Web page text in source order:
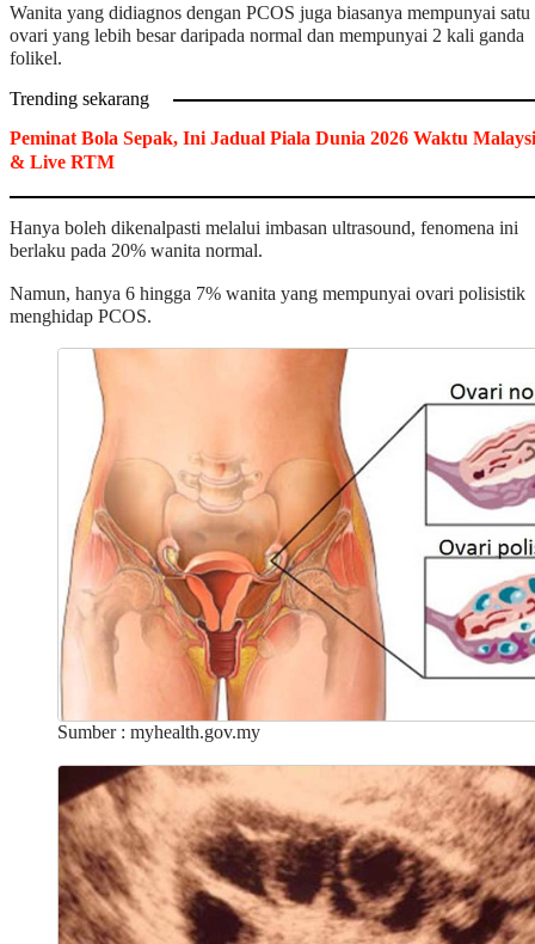
Wanita yang didiagnos dengan PCOS juga biasanya mempunyai satu
ovari yang lebih besar daripada normal dan mempunyai 2 kali ganda
folikel.
Trending sekarang
Peminat Bola Sepak, Ini Jadual Piala Dunia 2026 Waktu
& Live RTM
Hanya boleh dikenalpasti melalui imbasan ultrasound, fenomena ini
berlaku pada 20% wanita normal.
Namun, hanya 6 hingga 7% wanita yang mempunyai ovari polisistik
menghidap PCOS.
Sumber : myhealth.gov.my